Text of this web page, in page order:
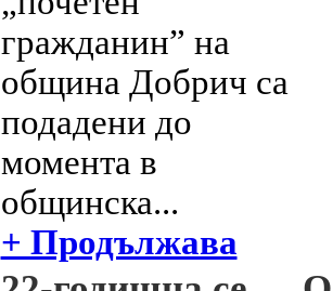
гражданин” на
община Добрич са
подадени до
момента в
общинска...
+ Продължава